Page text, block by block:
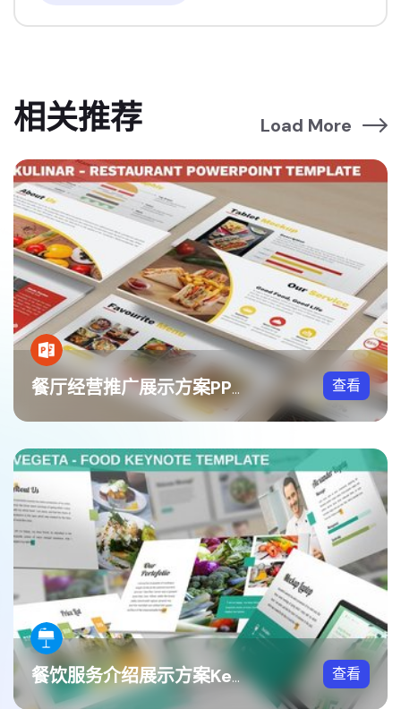
相关推荐 Load More
餐厅经营推广展示方案PPT模板 查看
餐饮服务介绍展示方案Keynote模板 查看